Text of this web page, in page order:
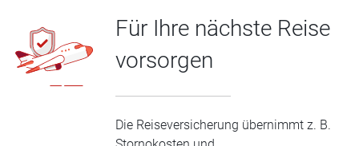
Für Ihre nächste Reise
vorsorgen
Die Reiseversicherung übernimmt z. B.